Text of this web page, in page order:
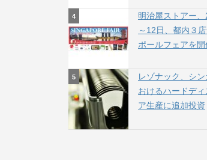
明治屋ストアー、
～12日、都内３
ポールフェアを開
レゾナック、シ
おけるハードディ
ア生産に追加投資